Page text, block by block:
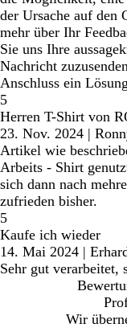
der Ursache auf den
mehr über Ihr
Sie uns Ihre
Nachricht
Anschluss ein
5
Herren T-Shirt von
23. Nov. 2024 |
Artikel wie
Arbeits - Shirt
sich dann nach
zufrieden bisher.
5
Kaufe ich wieder
14. Mai 2024 |
Sehr gut verarbeitet,
Wir